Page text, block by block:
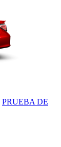
PRUEBA DE